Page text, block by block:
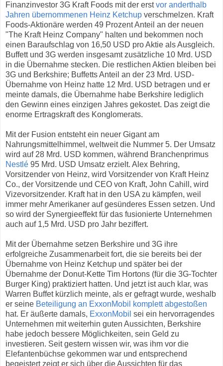
Finanzinvestor 3G Kraft Foods mit der erstvor anderthalb
Jahren übernommenen Heinz Ketchup verschmelzen. Kraft
Foods-Aktionäre werden 49 Prozent Anteil an der neuen
"The Kraft Heinz Company" halten und bekommen noch
einen Baraufschlag von 16,50 USD pro Aktie als Ausgleich.
Buffett und 3G werden insgesamt zusätzliche 10 Mrd. USD
in die Übernahme stecken. Die restlichen Aktien bleiben bei
3G und Berkshire; Buffetts Anteil an der 23 Mrd. USD-
Übernahme von Heinz hatte 12 Mrd. USD betragen und er
meinte damals, die Übernahme habe Berkshire lediglich
den Gewinn eines einzigen Jahres gekostet. Das zeigt die
enorme Ertragskraft des Konglomerats.
Mit der Fusion entsteht ein neuer Gigant am
Nahrungsmittelhimmel, weltweit die Nummer 5. Der Umsatz
wird auf 28 Mrd. USD kommen, während Branchenprimus
Nestlé 95 Mrd. USD Umsatz erzielt. Alex Behring,
Vorsitzender von Heinz, wird Vorsitzender von Kraft Heinz
Co., der Vorsitzende und CEO von Kraft, John Cahill, wird
Vizevorsitzender. Kraft hat in den USA zu kämpfen, weil
immer mehr Amerikaner auf gesünderes Essen setzen. Und
so wird der Synergieeffekt für das fusionierte Unternehmen
auch auf 1,5 Mrd. USD pro Jahr beziffert.
Mit der Übernahme setzen Berkshire und 3G ihre
erfolgreiche Zusammenarbeit fort, die sie bereits bei der
Übernahme von Heinz Ketchup und später bei der
Übernahme der Donut-Kette Tim Hortons (für die 3G-Tochter
Burger King) praktiziert hatten. Und jetzt ist auch klar, was
Warren Buffet kürzlich meinte, als er gefragt wurde, weshalb
er seine Beteiligung an ExxonMobil komplett abgestoßen
hat. Er äußerte damals, ExxonMobil sei ein hervorragendes
Unternehmen mit weiterhin guten Aussichten, Berkshire
habe jedoch bessere Möglichkeiten, sein Geld zu
investieren. Seit gestern wissen wir, was ihm vor die
Elefantenbüchse gekommen war und entsprechend
begeistert zeigt er sich über die Aussichten für das